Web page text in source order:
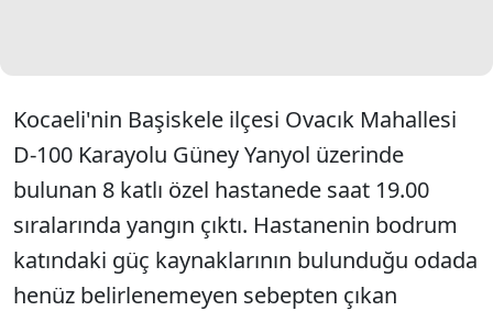
Kocaeli'nin Başiskele ilçesi Ovacık Mahallesi
D-100 Karayolu Güney Yanyol üzerinde
bulunan 8 katlı özel hastanede saat 19.00
sıralarında yangın çıktı. Hastanenin bodrum
katındaki güç kaynaklarının bulunduğu odada
henüz belirlenemeyen sebepten çıkan